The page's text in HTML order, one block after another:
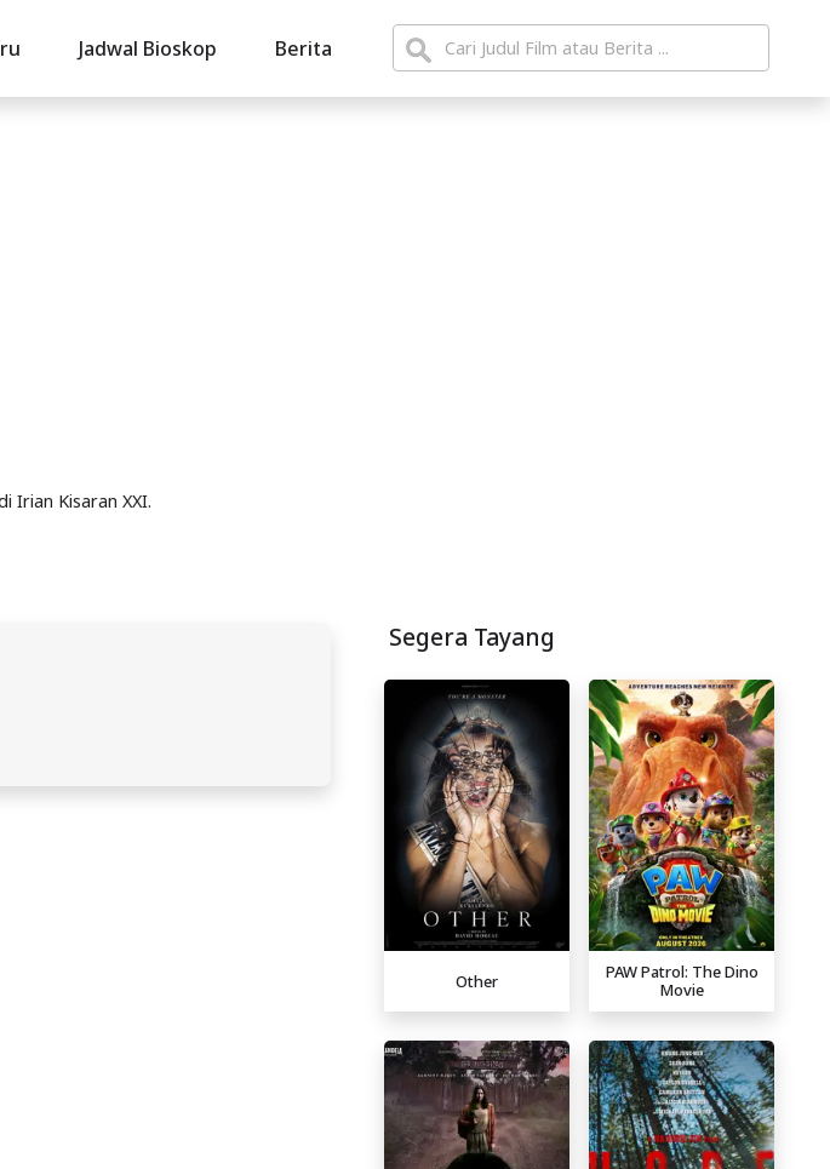
Jadwal Bioskop Berita
Irian Kisaran XXI.
Segera Tayang
Other
PAW Patrol: The Dino
Movie